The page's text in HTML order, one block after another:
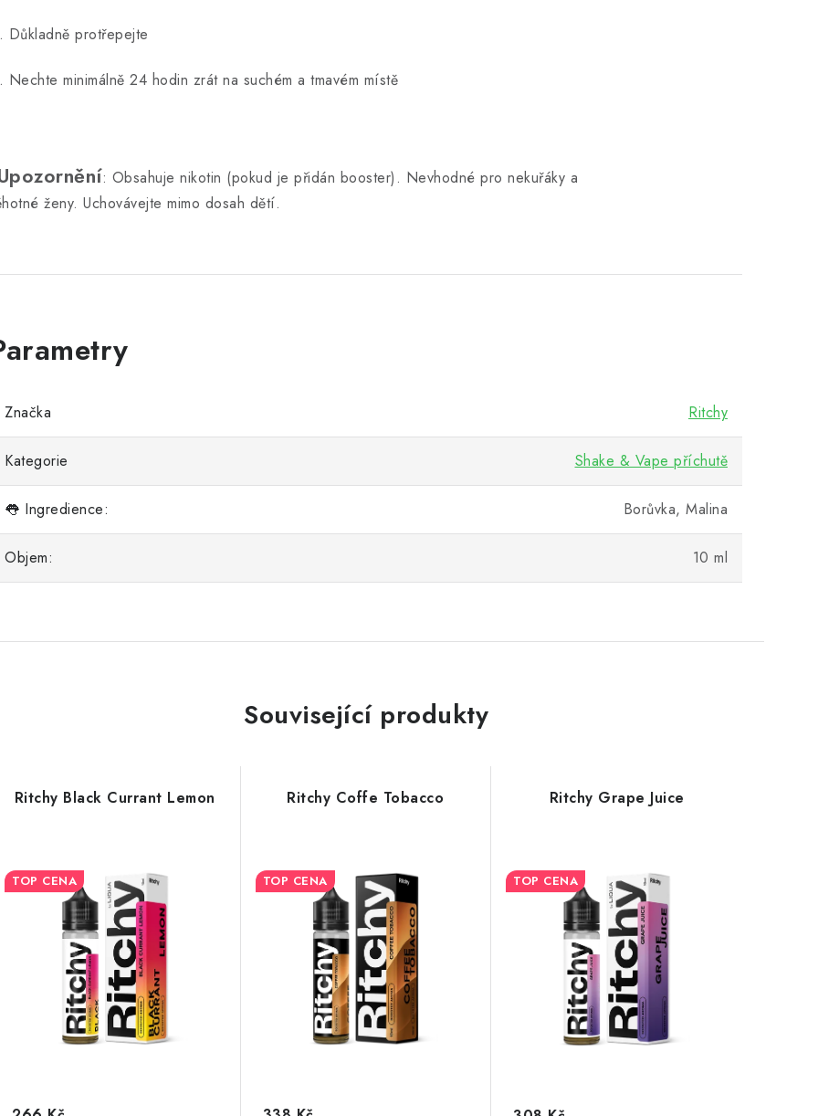
Důkladně protřepejte
Nechte minimálně 24 hodin zrát na suchém a tmavém místě
: Obsahuje nikotin (pokud je přidán booster). Nevhodné pro nekuřáky a
ženy. Uchovávejte mimo dosah dětí.
Značka Ritchy
Kategorie Shake & Vape příchutě
👅 Ingredience: Borůvka, Malina
Objem: 10 ml
Související produkty
Ritchy Black Currant Lemon
TOP CENA
Ritchy Coffe Tobacco
TOP CENA
Ritchy Grape Juice
TOP CENA